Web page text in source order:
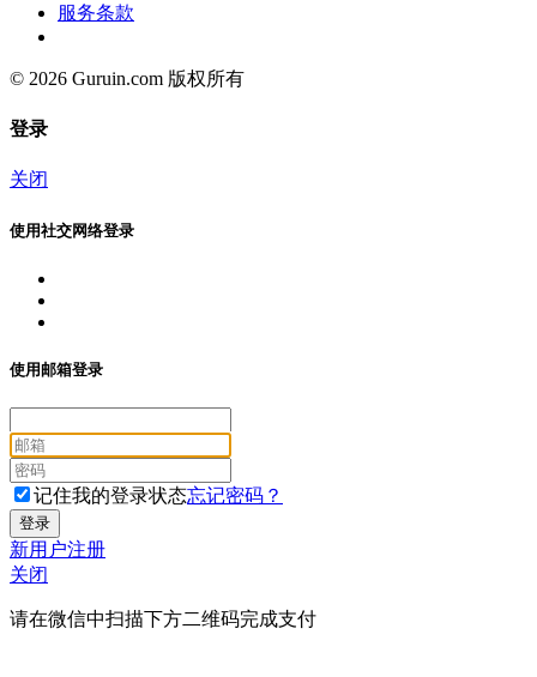
服务条款
© 2026 Guruin.com 版权所有
登录
关闭
使用社交网络登录
使用邮箱登录
记住我的登录状态忘记密码？
新用户注册
关闭
请在微信中扫描下方二维码完成支付